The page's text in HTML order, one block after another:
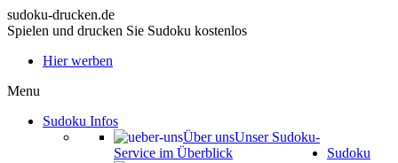
sudoku-drucken.de
Spielen und drucken Sie Sudoku kostenlos
Hier werben
Menu
Sudoku Infos
Über unsUnser Sudoku-
Service im Überblick
Sudoku